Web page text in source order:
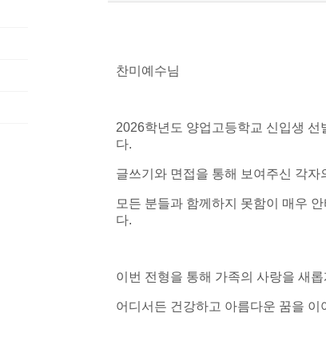
찬미예수님
2026학년도 양업고등학교 신입생
다.
글쓰기와 면접을 통해 보여주신 각
모든 분들과 함께하지 못함이 매우
다.
이번 전형을 통해 가족의 사랑을 새
어디서든 건강하고 아름다운 꿈을